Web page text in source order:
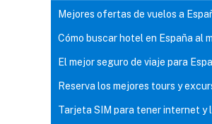
Mejores ofertas de vuelos a
Cómo buscar hotel en España al
El mejor seguro de viaje para
Reserva los mejores tours y
Tarjeta SIM para tener internet y